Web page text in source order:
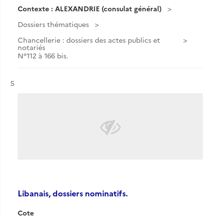
Contexte : ALEXANDRIE (consulat général)
Dossiers thématiques
Chancellerie : dossiers des actes publics et
notariés
N°112 à 166 bis.
Résultat n°
5
Libanais, dossiers nominatifs.
Cote